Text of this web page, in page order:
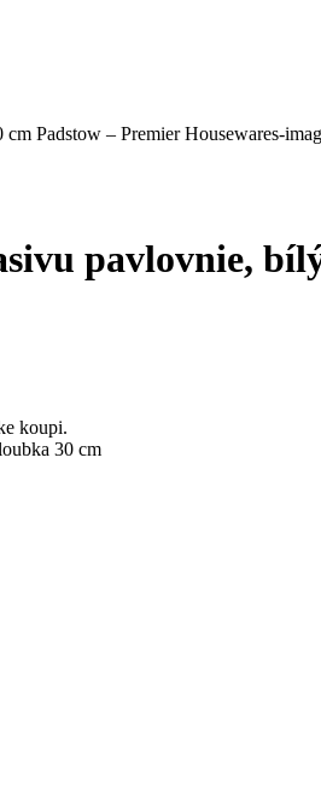
pavlovnie,
koupi.
30 cm